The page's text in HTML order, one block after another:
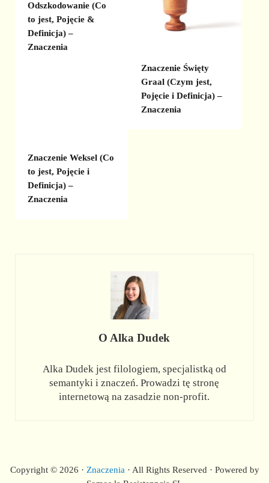
Odszkodowanie (Co
to jest, Pojęcie &
Definicja) –
Znaczenia
Znaczenie Święty
Graal (Czym jest,
Pojęcie i Definicja) –
Znaczenia
Znaczenie Weksel (Co
to jest, Pojęcie i
Definicja) –
Znaczenia
O Alka Dudek
Alka Dudek jest filologiem, specjalistką od
semantyki i znaczeń. Prowadzi tę stronę
internetową na zasadzie non-profit.
Copyright © 2026 · Znaczenia · All Rights Reserved · Powered by